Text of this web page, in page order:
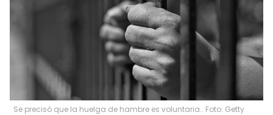
Se precisó que la huelga de hambre es voluntaria.. Foto: Getty